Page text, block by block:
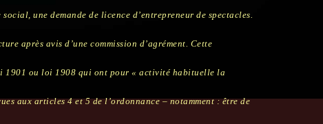
une demande de licence d’entrepreneur de spectacles.
après avis d’une commission d’agrément. Cette
1901 ou loi 1908 qui ont pour « activité habituelle la
aux articles 4 et 5 de l’ordonnance – notamment : être de